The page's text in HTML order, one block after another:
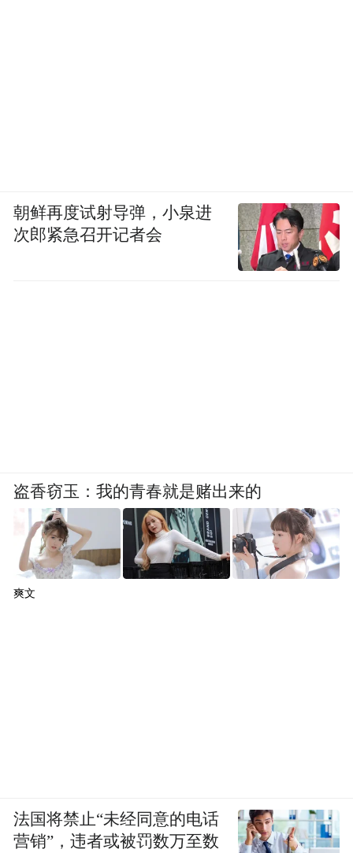
朝鲜再度试射导弹，小泉进
次郎紧急召开记者会
盗香窃玉：我的青春就是赌出来的
爽文
法国将禁止“未经同意的电话
营销”，违者或被罚数万至数